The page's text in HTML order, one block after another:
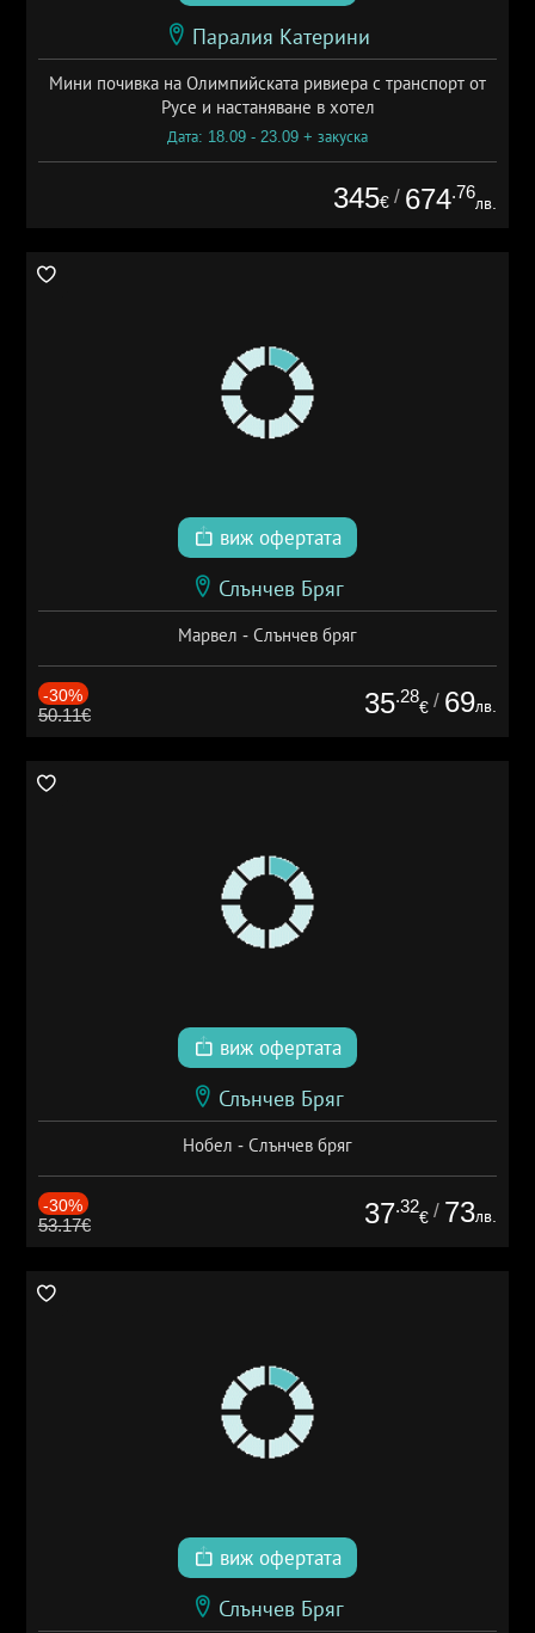
Паралия Катерини
Мини почивка на Олимпийската ривиера с транспорт от
Русе и настаняване в хотел
Дата: 18.09 - 23.09 + закуска
345€ / 674.76
лв.
виж офертата
Слънчев Бряг
Марвел - Слънчев бряг
-30%
50.11€ 35.28
€ / 69лв.
виж офертата
Слънчев Бряг
Нобел - Слънчев бряг
-30%
53.17€ 37.32
€ / 73лв.
виж офертата
Слънчев Бряг